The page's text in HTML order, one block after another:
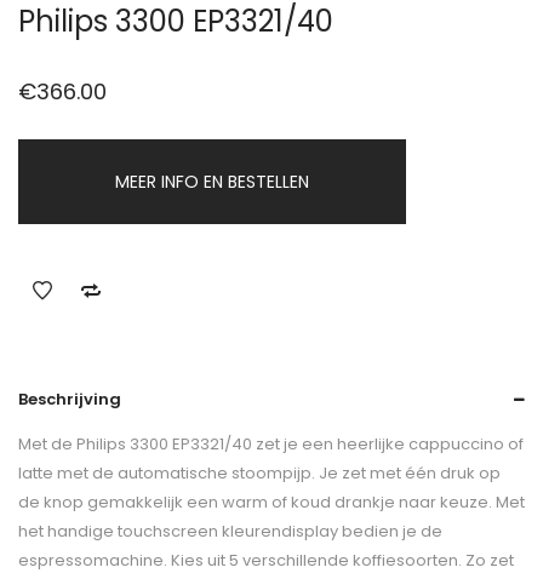
Philips 3300 EP3321/40
€366.00
MEER INFO EN BESTELLEN
Beschrijving
Met de Philips 3300 EP3321/40 zet je een heerlijke cappuccino of
latte met de automatische stoompijp. Je zet met één druk op
de knop gemakkelijk een warm of koud drankje naar keuze. Met
het handige touchscreen kleurendisplay bedien je de
espressomachine. Kies uit 5 verschillende koffiesoorten. Zo zet